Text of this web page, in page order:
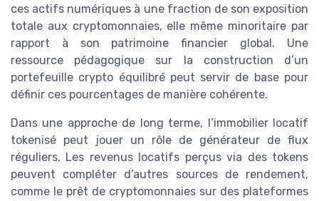
ces actifs numériques à une fraction de son exposition
totale aux cryptomonnaies, elle même minoritaire par
rapport à son patrimoine financier global. Une
ressource pédagogique sur la construction d’un
portefeuille crypto équilibré peut servir de base pour
définir ces pourcentages de manière cohérente.
Dans une approche de long terme, l’immobilier locatif
tokenisé peut jouer un rôle de générateur de flux
réguliers. Les revenus locatifs perçus via des tokens
peuvent compléter d’autres sources de rendement,
comme le prêt de cryptomonnaies sur des plateformes